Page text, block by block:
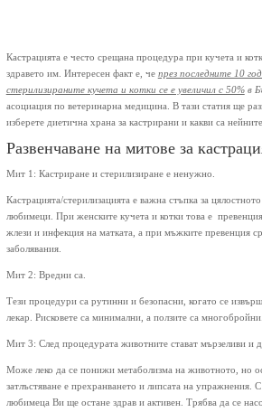
Кастрацията е често срещана процедура при кучета и
здравето им. Интересен факт е, че през последните 10
стерилизираните кучета и котки се е увеличил с 50%в
асоциация по ветеринарна медицина. В тази статия ще
изберете диетична храна за кастрирани и какви са
Развенчаване на митове за
Мит 1: Кастриране и стерилизиране е ненужно.
Кастрацията/стерилизацията е важна стъпка за
любимеци. При женските кучета и котки това е
жлези и инфекция на матката, а при мъжките превенция
заболявания.
Мит 2: Вредни са.
Тези процедури са рутинни и безопасни, когато се
лекар. Рисковете са минимални, а ползите са многобройни.
Мит 3: След процедурата животните стават мързеливи и
Може леко да се понижи метаболизма на животното, но
затлъстяване е прехранването и липсата на упражнения.
любимеца Ви ще остане здрав и активен. Трябва да се